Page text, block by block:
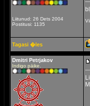
Liitunud: 26 Dets 2004
Postitusi: 1135
Tagasi �les
Dmitri Petrjakov
Indigo päike.